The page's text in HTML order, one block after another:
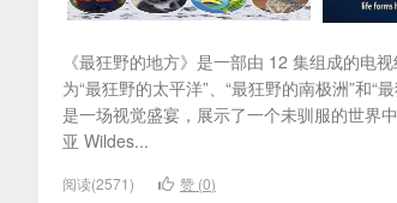
《最狂野的地方》是一部由 12 集组成的电
为“最狂野的太平洋”、“最狂野的南极洲”和
是一场视觉盛宴，展示了一个未驯服的世界
亚 Wildes...
阅读(2571) 赞 (0)